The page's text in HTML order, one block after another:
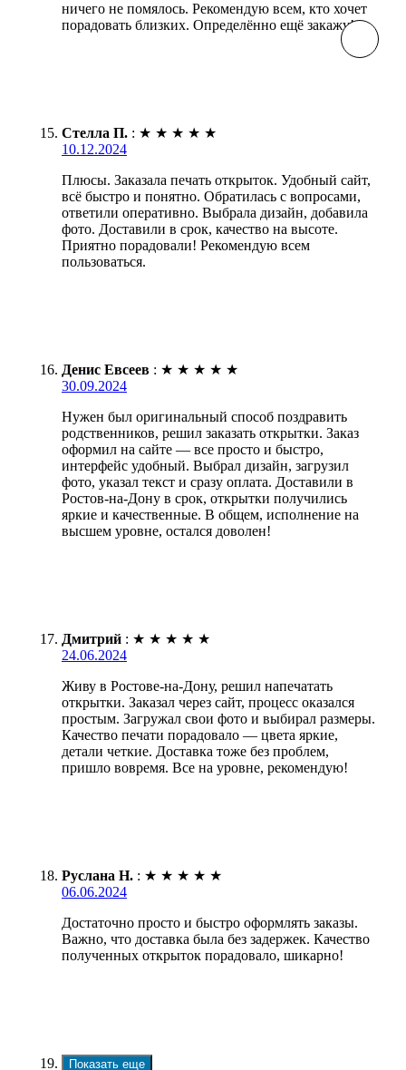
ничего не помялось. Рекомендую всем, кто хочет
порадовать близких. Определённо ещё закажу!
Стелла П. : ★ ★ ★ ★ ★
10.12.2024
Плюсы. Заказала печать открыток. Удобный сайт,
всё быстро и понятно. Обратилась с вопросами,
ответили оперативно. Выбрала дизайн, добавила
фото. Доставили в срок, качество на высоте.
Приятно порадовали! Рекомендую всем
пользоваться.
Денис Евсеев : ★ ★ ★ ★ ★
30.09.2024
Нужен был оригинальный способ поздравить
родственников, решил заказать открытки. Заказ
оформил на сайте — все просто и быстро,
интерфейс удобный. Выбрал дизайн, загрузил
фото, указал текст и сразу оплата. Доставили в
Ростов-на-Дону в срок, открытки получились
яркие и качественные. В общем, исполнение на
высшем уровне, остался доволен!
Дмитрий : ★ ★ ★ ★ ★
24.06.2024
Живу в Ростове-на-Дону, решил напечатать
открытки. Заказал через сайт, процесс оказался
простым. Загружал свои фото и выбирал размеры.
Качество печати порадовало — цвета яркие,
детали четкие. Доставка тоже без проблем,
пришло вовремя. Все на уровне, рекомендую!
Руслана Н. : ★ ★ ★ ★ ★
06.06.2024
Достаточно просто и быстро оформлять заказы.
Важно, что доставка была без задержек. Качество
полученных открыток порадовало, шикарно!
Показать еще